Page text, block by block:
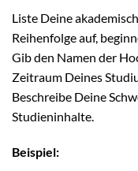
Liste Deine
Reihenfolge auf,
Gib den Namen der
Zeitraum Deines
Beschreibe Deine
Studieninhalte.
Beispiel: